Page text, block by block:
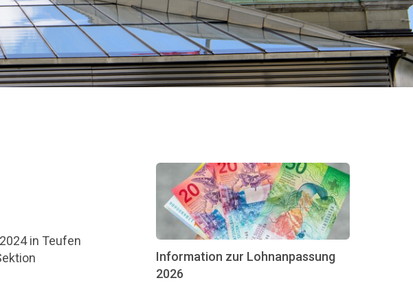
in Teufen
Information zur Lohnanpassung
2026